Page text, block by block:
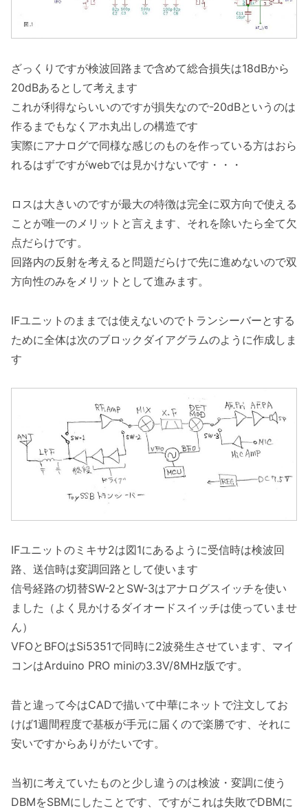
ざっくりですが検波回路まで含めて総合損失は18dBから
20dBあるとして考えます
これが利得ならいいのですが損失なので-20dBというのは
作るまでもなくアホ丸出しの構造です
実際にアナログで同様な感じのものを作っている方はおら
れるはずですがwebでは見かけないです・・・
ロスは大きいのですが最大の特徴は完全に双方向で使える
ことが唯一のメリットと言えます、それを除いたら全て欠
点だらけです。
回路内の反射を考えると問題だらけで先に進めないので双
方向性のみをメリットとして進みます。
IFユニットのままでは使えないのでトランシーバーとする
ために全体は次のブロックダイアグラムのように作成しま
す
IFユニットのミキサ2は図1にあるように受信時は検波回
路、送信時は変調回路として使います
信号経路の切替SW-2とSW-3はアナログスイッチを使い
ました（よく見かけるダイオードスイッチは使っていませ
ん）
VFOとBFOはSi5351で同時に2波発生させています、マイ
コンはArduino PRO miniの3.3V/8MHz版です。
昔と違って今はCADで描いて中華にネットで注文してお
けば1週間程度で基板が手元に届くので楽勝です、それに
安いですからありがたいです。
当初に考えていたものと少し違うのは検波・変調に使う
DBMをSBMにしたことです、ですがこれは失敗でDBMに